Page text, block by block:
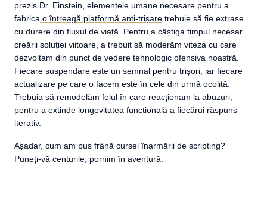
prezis Dr. Einstein, elementele umane necesare pentru a
fabrica o întreagă platformă anti-trișare trebuie să fie extrase
cu durere din fluxul de viață. Pentru a câștiga timpul necesar
creării soluției viitoare, a trebuit să moderăm viteza cu care
dezvoltam din punct de vedere tehnologic ofensiva noastră.
Fiecare suspendare este un semnal pentru trișori, iar fiecare
actualizare pe care o facem este în cele din urmă ocolită.
Trebuia să remodelăm felul în care reacționam la abuzuri,
pentru a extinde longevitatea funcțională a fiecărui răspuns
iterativ.
Așadar, cum am pus frână cursei înarmării de scripting?
Puneți-vă centurile, pornim în aventură.